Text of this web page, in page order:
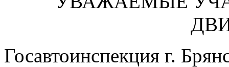
Госавтоинспекция г.